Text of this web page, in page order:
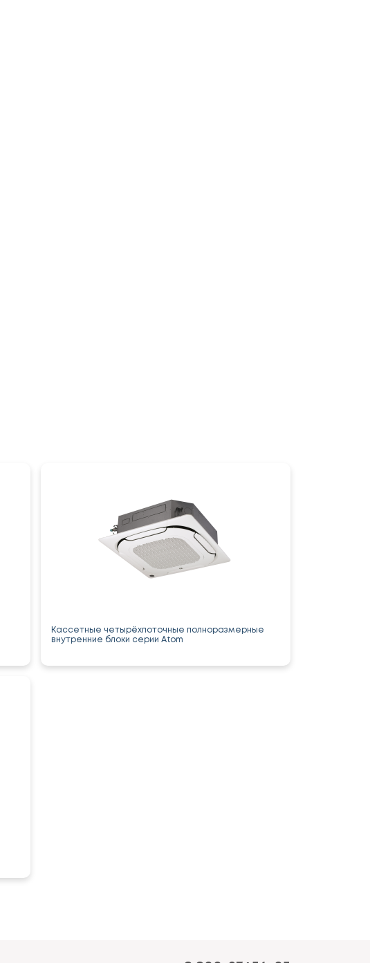
Кассетные четырёхпоточные полноразмерные
внутренние блоки серии Atom